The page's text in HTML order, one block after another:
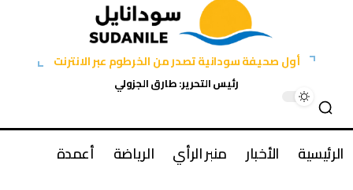
أول صحيفة سودانية تصدر من الخرطوم عبر الانترنت
رئيس التحرير: طارق الجزولي
الرئيسية الأخبار منبر الرأي الرياضة
أعمدة